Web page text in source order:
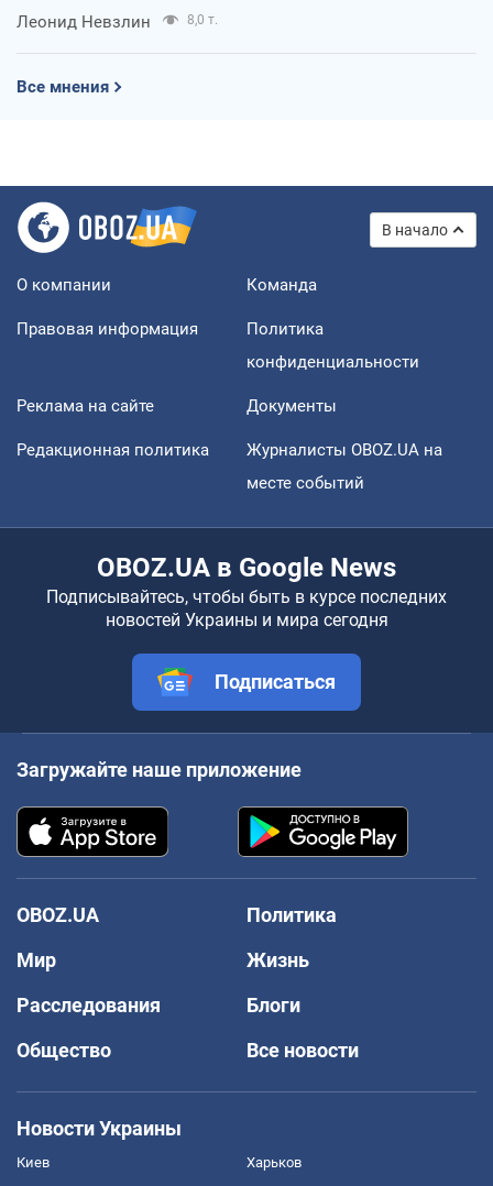
Леонид Невзлин 8,0 т.
Все мнения
В начало
О компании Команда
Правовая информация
Политика
конфиденциальности
Реклама на сайте Документы
Редакционная политика
Журналисты OBOZ.UA на
месте событий
OBOZ.UA в Google News
Подписывайтесь, чтобы быть в курсе последних
новостей Украины и мира сегодня
Подписаться
Загружайте наше приложение
OBOZ.UA
Политика
Мир
Жизнь
Расследования
Блоги
Общество
Все новости
Новости Украины
Киев Харьков